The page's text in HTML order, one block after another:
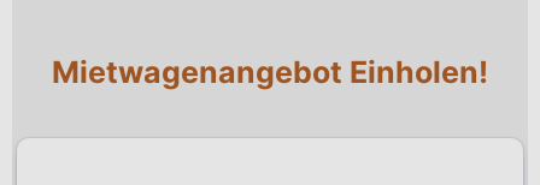
Mietwagenangebot Einholen!